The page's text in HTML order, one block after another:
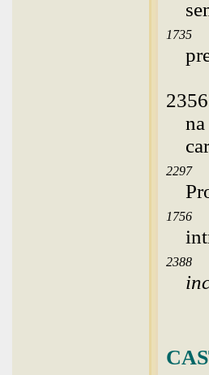
2356
2297